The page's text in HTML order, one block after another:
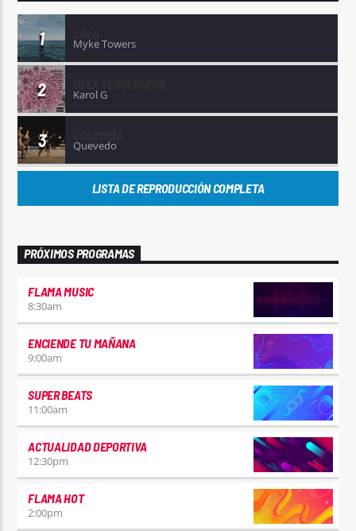
1 Myke Towers
2 Karol G
3 Quevedo
LISTA DE REPRODUCCIÓN COMPLETA
PRÓXIMOS PROGRAMAS
FLAMA MUSIC
8:30am
ENCIENDE TU MAÑANA
9:00am
SUPER BEATS
11:00am
ACTUALIDAD DEPORTIVA
12:30pm
FLAMA HOT
2:00pm